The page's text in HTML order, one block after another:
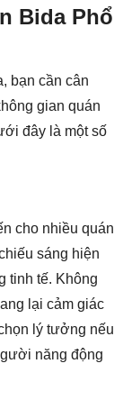
Bida Phổ
bạn cần cân
gian quán
đây là một số
cho nhiều quán
sáng hiện
tinh tế. Không
lại cảm giác
lý tưởng nếu
năng động